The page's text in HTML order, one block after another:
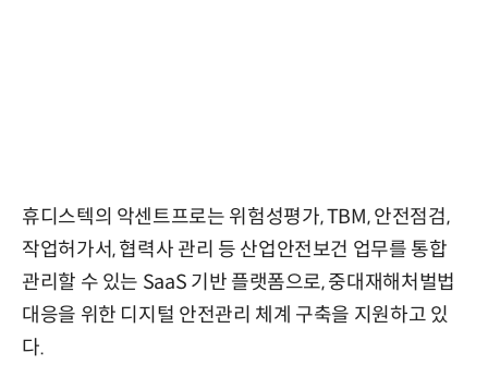
휴디스텍의 악센트프로는 위험성평가, TBM, 안전점검,
작업허가서, 협력사 관리 등 산업안전보건 업무를 통합
관리할 수 있는 SaaS 기반 플랫폼으로, 중대재해처벌법
대응을 위한 디지털 안전관리 체계 구축을 지원하고 있
다.